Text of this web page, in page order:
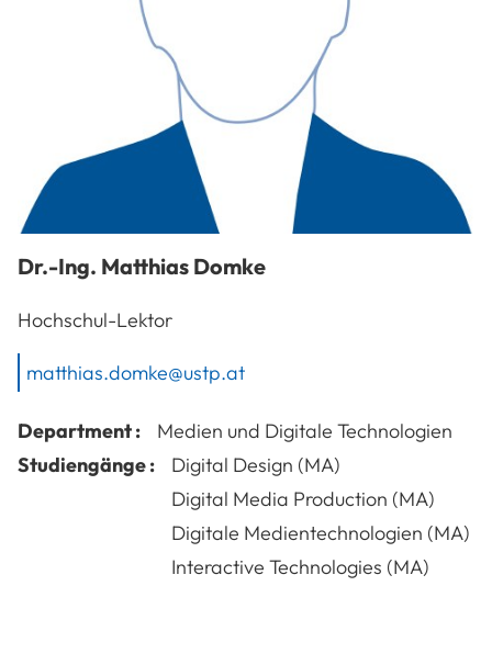
Dr.-Ing. Matthias Domke
Hochschul-Lektor
matthias.domke@ustp.at
Department :
Medien und Digitale Technologien
Studiengänge :
Digital Design (MA)
Digital Media Production (MA)
Digitale Medientechnologien (MA)
Interactive Technologies (MA)